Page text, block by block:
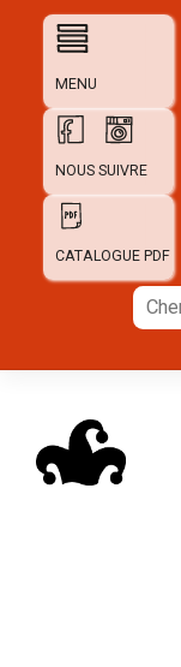
MENU
NOUS SUIVRE
CATALOGUE PDF
un